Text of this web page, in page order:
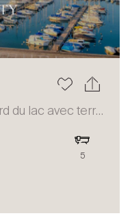
Penthouse en duplex au bord du lac avec terrasse et vue panoramique
5